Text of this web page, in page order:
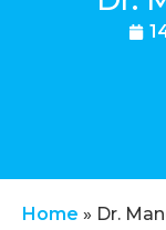
Home » Dr.